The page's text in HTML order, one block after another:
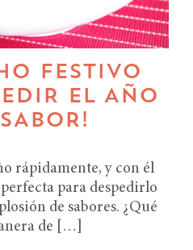
FESTIVO
EL AÑO
rápidamente, y con él
para despedirlo
de sabores. ¿Qué
de […]